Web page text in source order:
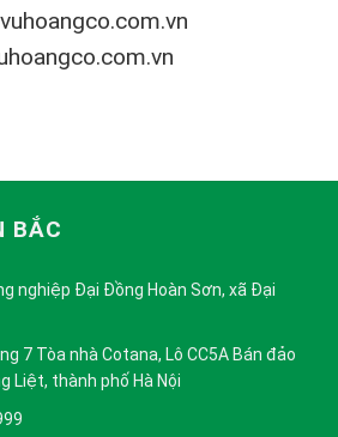
BẮC
nghiệp Đại Đồng Hoàn Sơn, xã Đại
7 Tòa nhà Cotana, Lô CC5A Bán đảo
Liệt, thành phố Hà Nội